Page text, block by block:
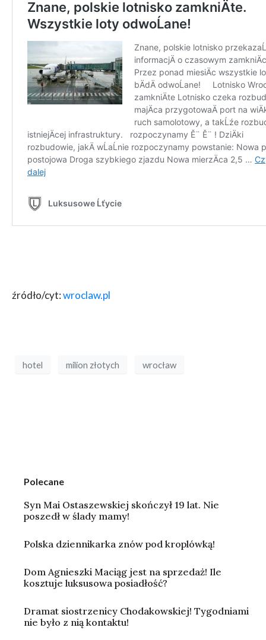
źródło/cyt:wroclaw.pl
hotel milion złotych wrocław
Polecane
Syn Mai Ostaszewskiej skończył 19 lat. Nie
poszedł w ślady mamy!
Polska dziennikarka znów pod kroplówką!
Dom Agnieszki Maciąg jest na sprzedaż! Ile
kosztuje luksusowa posiadłość?
Dramat siostrzenicy Chodakowskiej! Tygodniami
nie było z nią kontaktu!